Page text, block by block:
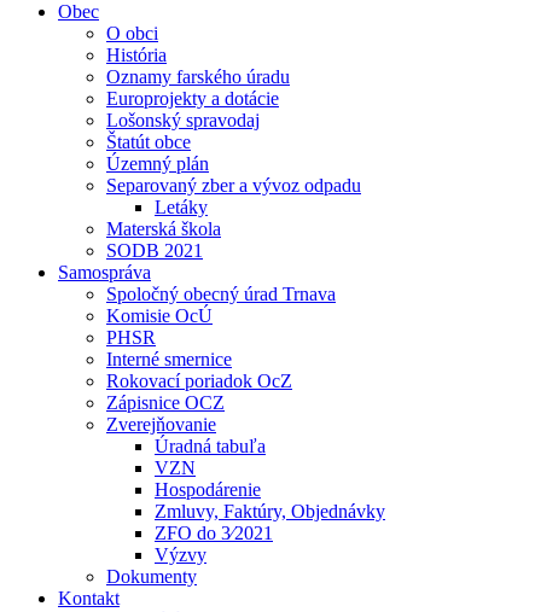
Obec
O obci
História
Oznamy farského úradu
Europrojekty a dotácie
Lošonský spravodaj
Štatút obce
Územný plán
Separovaný zber a vývoz odpadu
Letáky
Materská škola
SODB 2021
Samospráva
Spoločný obecný úrad Trnava
Komisie OcÚ
PHSR
Interné smernice
Rokovací poriadok OcZ
Zápisnice OCZ
Zverejňovanie
Úradná tabuľa
VZN
Hospodárenie
Zmluvy, Faktúry, Objednávky
ZFO do 3⁄2021
Výzvy
Dokumenty
Kontakt